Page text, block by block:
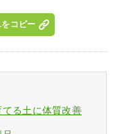
コピー
る土に体質改善